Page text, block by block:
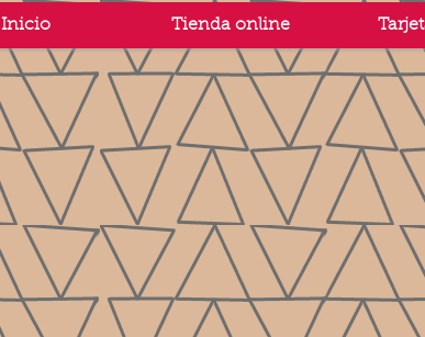
Inicio Tienda online